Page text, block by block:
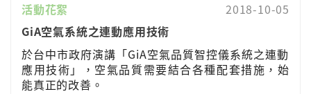
活動花絮
2018-10-05
GiA空氣系統之連動應用技術
於台中市政府演講「GiA空氣品質智控儀系統之連動
應用技術」，空氣品質需要結合各種配套措施，始
能真正的改善。